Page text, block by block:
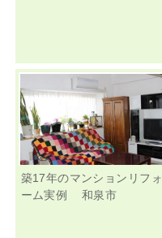
築17年のマンションリフォ
ーム実例 和泉市